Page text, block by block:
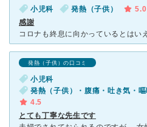
小児科 発熱（子供）
5.0
感謝
発熱（子供）の口コミ
小児科
4.5
とても丁寧な先生です